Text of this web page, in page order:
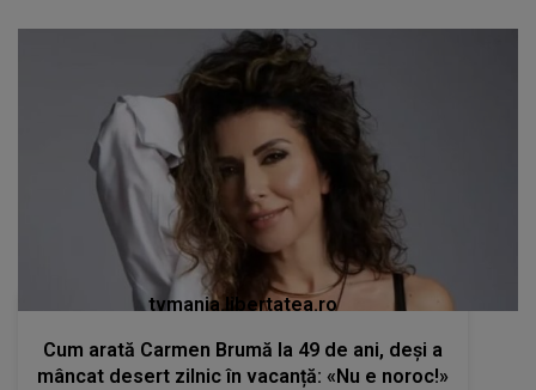
tvmania.libertatea.ro
Cum arată Carmen Brumă la 49 de ani, deși a
mâncat desert zilnic în vacanță: «Nu e noroc!»